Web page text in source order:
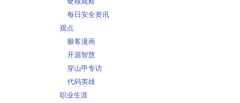
每日安全资讯
观点
极客漫画
开源智慧
穿山甲专访
代码英雄
职业生涯